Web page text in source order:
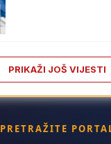
PRIKAŽI JOŠ VIJESTI
PRETRAŽITE